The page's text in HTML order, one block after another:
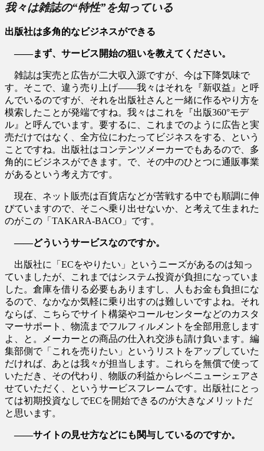
我々は雑誌の“特性”を知っている
出版社は多角的なビジネスができる
――まず、サービス開始の狙いを教えてください。
雑誌は実売と広告が二大収入源ですが、今は下降気味で
す。そこで、違う売り上げ――我々はそれを『新収益』と呼
んでいるのですが、それを出版社さんと一緒に作るやり方を
模索したことが発端ですね。我々はこれを『出版360°モデ
ル』と呼んでいます。要するに、これまでのように広告と実
売だけではなく、全方位にわたってビジネスをする、という
ことですね。出版社はコンテンツメーカーでもあるので、多
角的にビジネスができます。で、その中のひとつに通販事業
があるという考え方です。
現在、ネット販売は百貨店などが苦戦する中でも順調に伸
びていますので、そこへ乗り出せないか、と考えて生まれた
のがこの「TAKARA‐BACO」です。
――どういうサービスなのですか。
出版社に「ECをやりたい」というニーズがあるのは知っ
ていましたが、これまではシステム投資が負担になっていま
した。倉庫を借りる必要もありますし、人もお金も負担にな
るので、なかなか気軽に乗り出すのは難しいですよね。それ
ならば、こちらでサイト構築やコールセンターなどのカスタ
マーサポート、物流までフルフィルメントを全部用意します
よ、と。メーカーとの商品の仕入れ交渉も請け負います。編
集部側で「これを売りたい」というリストをアップしていた
だければ、あとは我々が担当します。これらを無償で使って
いただき、その代わり、物販の利益からレベニューシェアさ
せていただく、というサービスフレームです。出版社にとっ
ては初期投資なしでECを開始できるのが大きなメリットだ
と思います。
――サイトの見せ方などにも関与しているのですか。